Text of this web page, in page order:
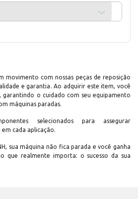
movimento com nossas peças de reposição
e garantia. Ao adquirir este item, você
garantindo o cuidado com seu equipamento
máquinas paradas.
selecionados para assegurar
cada aplicação.
sua máquina não fica parada e você ganha
que realmente importa: o sucesso da sua